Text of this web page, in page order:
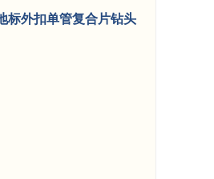
标外扣单管复合片钻头